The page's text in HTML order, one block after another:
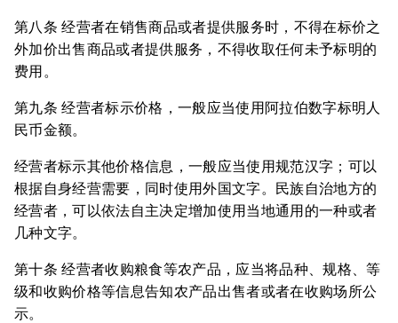
第八条 经营者在销售商品或者提供服务时，不得在标价之
外加价出售商品或者提供服务，不得收取任何未予标明的
费用。
第九条 经营者标示价格，一般应当使用阿拉伯数字标明人
民币金额。
经营者标示其他价格信息，一般应当使用规范汉字；可以
根据自身经营需要，同时使用外国文字。民族自治地方的
经营者，可以依法自主决定增加使用当地通用的一种或者
几种文字。
第十条 经营者收购粮食等农产品，应当将品种、规格、等
级和收购价格等信息告知农产品出售者或者在收购场所公
示。